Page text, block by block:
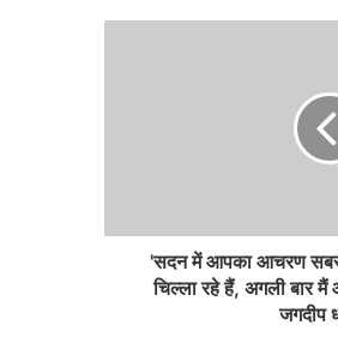
'सदन में आपका आचरण
चिल्ला रहे हैं, अगली बार मैं
जगदीप